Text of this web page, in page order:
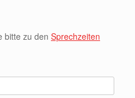
bitte zu den Sprechzeiten